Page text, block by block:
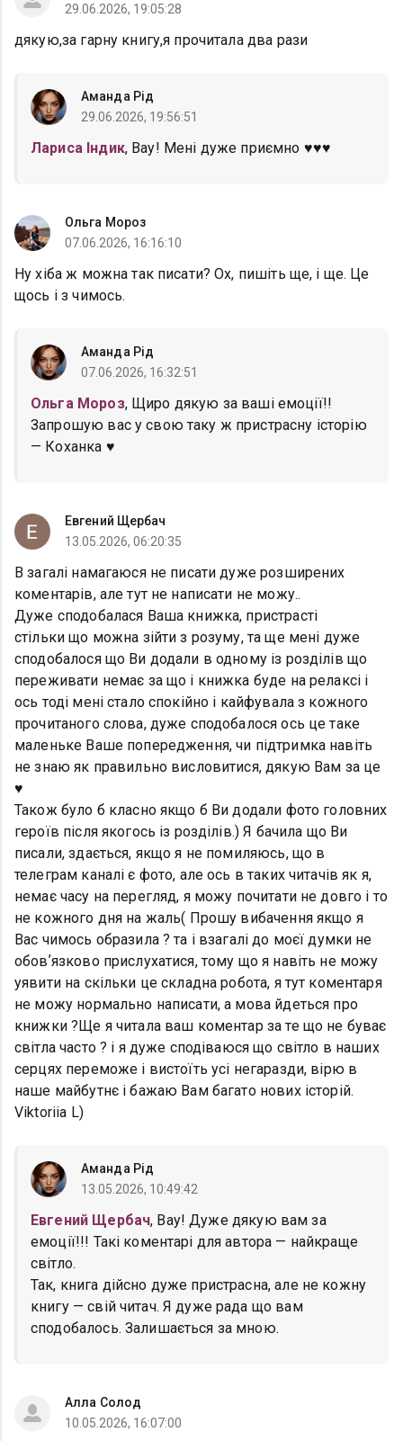
29.06.2026, 19:05:28
дякую,за гарну книгу,я прочитала два рази
Аманда Рід
29.06.2026, 19:56:51
Лариса Індик, Вау! Мені дуже приємно ♥️♥️♥️
Ольга Мороз
07.06.2026, 16:16:10
Ну хіба ж можна так писати? Ох, пишіть ще, і ще. Це
щось і з чимось.
Аманда Рід
07.06.2026, 16:32:51
Ольга Мороз, Щиро дякую за ваші емоції!!
Запрошую вас у свою таку ж пристрасну історію
— Коханка ♥️
Евгений Щербач
13.05.2026, 06:20:35
В загалі намагаюся не писати дуже розширених
коментарів, але тут не написати не можу..
Дуже сподобалася Ваша книжка, пристрасті
стільки що можна зійти з розуму, та ще мені дуже
сподобалося що Ви додали в одному із розділів що
переживати немає за що і книжка буде на релаксі і
ось тоді мені стало спокійно і кайфувала з кожного
прочитаного слова, дуже сподобалося ось це таке
маленьке Ваше попередження, чи підтримка навіть
не знаю як правильно висловитися, дякую Вам за це
♥️
Також було б класно якщо б Ви додали фото головних
героїв після якогось із розділів.) Я бачила що Ви
писали, здається, якщо я не помиляюсь, що в
телеграм каналі є фото, але ось в таких читачів як я,
немає часу на перегляд, я можу почитати не довго і то
не кожного дня на жаль( Прошу вибачення якщо я
Вас чимось образила ? та і взагалі до моєї думки не
обовʼязково прислухатися, тому що я навіть не можу
уявити на скільки це складна робота, я тут коментаря
не можу нормально написати, а мова йдеться про
книжки ?Ще я читала ваш коментар за те що не буває
світла часто ? і я дуже сподіваюся що світло в наших
серцях переможе і вистоїть усі негаразди, вірю в
наше майбутнє і бажаю Вам багато нових історій.
Viktoriia L)
Аманда Рід
13.05.2026, 10:49:42
Евгений Щербач, Вау! Дуже дякую вам за
емоції!!! Такі коментарі для автора — найкраще
світло.
Так, книга дійсно дуже пристрасна, але не кожну
книгу — свій читач. Я дуже рада що вам
сподобалось. Залишається за мною.
Алла Солод
10.05.2026, 16:07:00